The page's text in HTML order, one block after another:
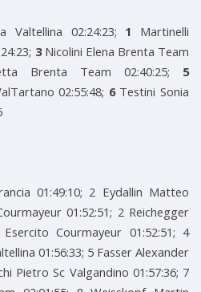
Valtellina 02:24:23; 1 Martinelli
3 Nicolini Elena Brenta Team
Brenta Team 02:40:25; 5
02:55:48; 6 Testini Sonia
01:49:10; 2 Eydallin Matteo
01:52:51; 2 Reichegger
Courmayeur 01:52:51; 4
01:56:33; 5 Fasser Alexander
Pietro Sc Valgandino 01:57:36; 7